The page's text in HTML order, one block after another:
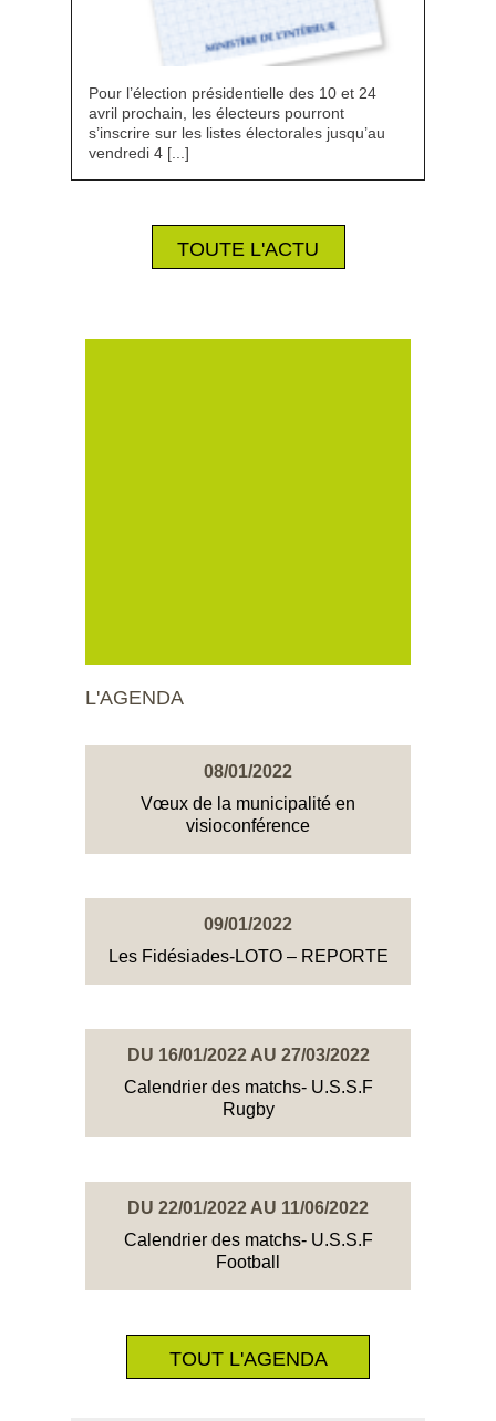
Pour l’élection présidentielle des 10 et 24
avril prochain, les électeurs pourront
s’inscrire sur les listes électorales jusqu’au
vendredi 4 [...]
TOUTE L'ACTU
L'AGENDA
08/01/2022
Vœux de la municipalité en
visioconférence
09/01/2022
Les Fidésiades-LOTO – REPORTE
DU 16/01/2022 AU 27/03/2022
Calendrier des matchs- U.S.S.F
Rugby
DU 22/01/2022 AU 11/06/2022
Calendrier des matchs- U.S.S.F
Football
TOUT L'AGENDA